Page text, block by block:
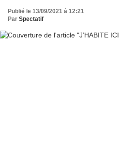
Publié le 13/09/2021 à 12:21
Par Spectatif